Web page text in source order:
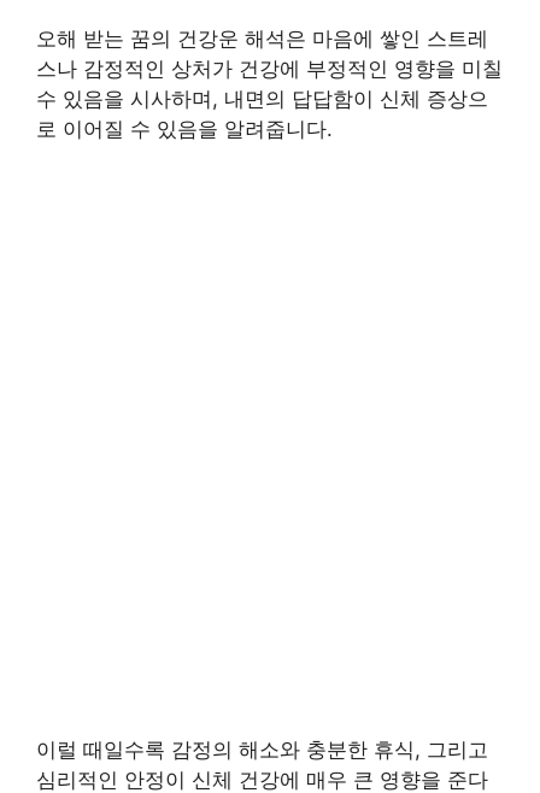
오해 받는 꿈의 건강운 해석은 마음에 쌓인 스트레
스나 감정적인 상처가 건강에 부정적인 영향을 미칠
수 있음을 시사하며, 내면의 답답함이 신체 증상으
로 이어질 수 있음을 알려줍니다.
이럴 때일수록 감정의 해소와 충분한 휴식, 그리고
심리적인 안정이 신체 건강에 매우 큰 영향을 준다